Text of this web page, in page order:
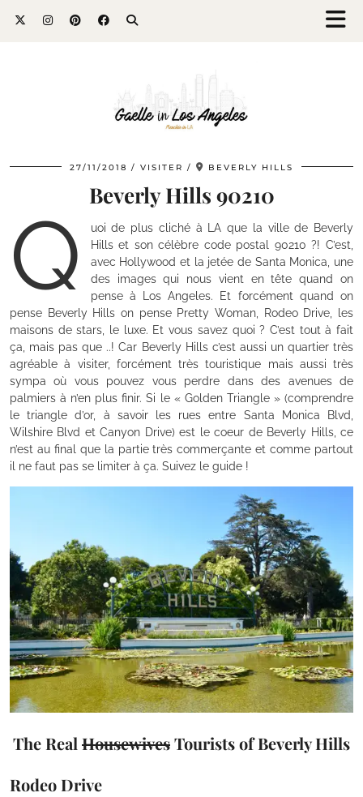
27/11/2018 VISITER BEVERLY HILLS
Beverly Hills 90210
Q
uoi de plus cliché à LA que la ville de Beverly
Hills et son célèbre code postal 90210 ?! C’est,
avec Hollywood et la jetée de Santa Monica, une
des images qui nous vient en tête quand on
pense à Los Angeles. Et forcément quand on
pense Beverly Hills on pense Pretty Woman, Rodeo Drive, les
maisons de stars, le luxe. Et vous savez quoi ? C’est tout à fait
ça, mais pas que ..! Car Beverly Hills c’est aussi un quartier très
agréable à visiter, forcément très touristique mais aussi très
sympa où vous pouvez vous perdre dans des avenues de
palmiers à n’en plus finir. Si le « Golden Triangle » (comprendre
le triangle d’or, à savoir les rues entre Santa Monica Blvd,
Wilshire Blvd et Canyon Drive) est le coeur de Beverly Hills, ce
n’est au final que la partie très commerçante et comme partout
il ne faut pas se limiter à ça. Suivez le guide !
The Real HousewivesTourists of Beverly Hills
Rodeo Drive